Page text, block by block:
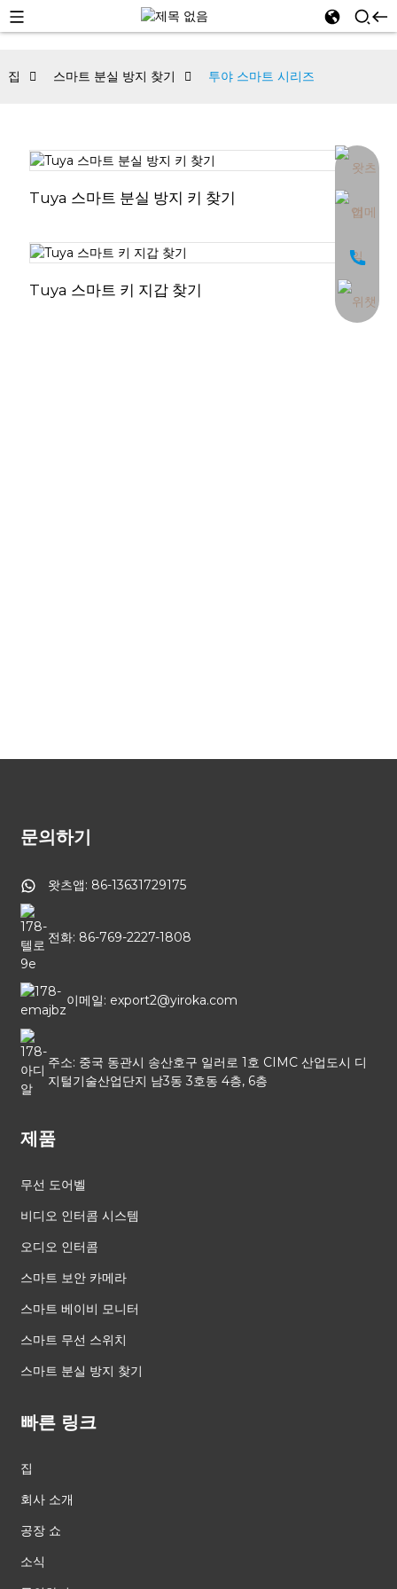
집 스마트 분실 방지 찾기 투야 스마트 시리즈
Tuya 스마트 분실 방지 키 찾기
Tuya 스마트 키 지갑 찾기
문의하기
왓츠앱: 86-13631729175
전화: 86-769-2227-1808
이메일: export2@yiroka.com
주소: 중국 동관시 송산호구 일러로 1호 CIMC 산업도시 디
지털기술산업단지 남3동 3호동 4층, 6층
제품
무선 도어벨
비디오 인터콤 시스템
오디오 인터콤
스마트 보안 카메라
스마트 베이비 모니터
스마트 무선 스위치
스마트 분실 방지 찾기
빠른 링크
집
회사 소개
공장 쇼
소식